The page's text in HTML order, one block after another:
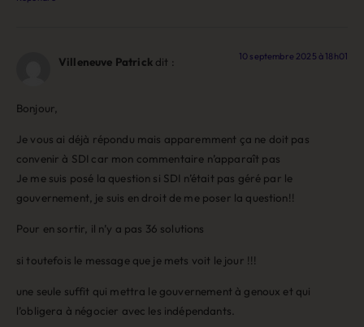
Villeneuve Patrick dit : 10 septembre 2025 à 18h01
Bonjour,
Je vous ai déjà répondu mais apparemment ça ne doit pas
convenir à SDI car mon commentaire n’apparaît pas
Je me suis posé la question si SDI n’était pas géré par le
gouvernement, je suis en droit de me poser la question!!
Pour en sortir, il n’y a pas 36 solutions
si toutefois le message que je mets voit le jour !!!
une seule suffit qui mettra le gouvernement à genoux et qui
l’obligera à négocier avec les indépendants.